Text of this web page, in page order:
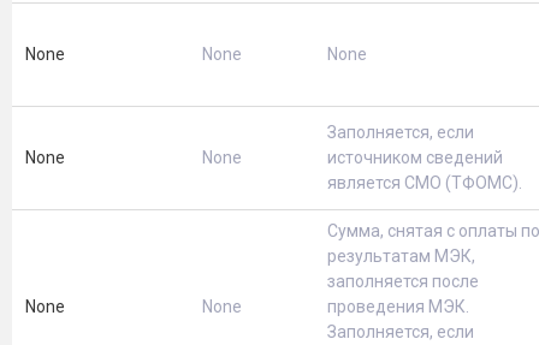
None None None
None None
Заполняется, если
источником сведений
является СМО (ТФОМС).
None None
Сумма, снятая с оплаты по
результатам МЭК,
заполняется после
проведения МЭК.
Заполняется, если